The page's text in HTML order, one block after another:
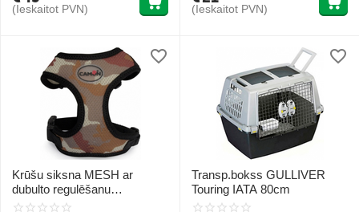
(Ieskaitot PVN) (Ieskaitot PVN)
Krūšu siksna MESH ar
dubulto regulēšanu
Kamuflāža SM
Transp.bokss GULLIVER
Touring IATA 80cm